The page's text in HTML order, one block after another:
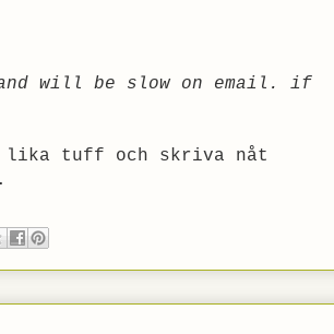
will be slow on email. if
lika tuff och skriva nåt